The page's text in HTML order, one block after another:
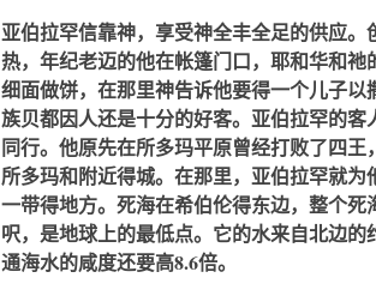
亚伯拉罕信靠神，享受神全丰全足的供应
热，年纪老迈的他在帐篷门口，耶和华和
细面做饼，在那里神告诉他要得一个儿子
族贝都因人还是十分的好客。亚伯拉罕的
同行。他原先在所多玛平原曾经打败了四
所多玛和附近得城。在那里，亚伯拉罕就
一带得地方。死海在希伯伦得东边，整个
呎，是地球上的最低点。它的水来自北边
通海水的咸度还要高8.6倍。